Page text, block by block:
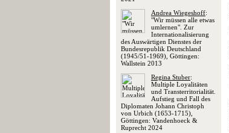
Andrea Wiegeshoff:
"Wir müssen alle etwas
umlernen". Zur
Internationalisierung
des Auswärtigen Dienstes der
Bundesrepublik Deutschland
(1945/51-1969), Göttingen:
Wallstein 2013
Regina Stuber:
Multiple Loyalitäten
und Transterritorialität.
Aufstieg und Fall des
Diplomaten Johann Christoph
von Urbich (1653-1715),
Göttingen: Vandenhoeck &
Ruprecht 2024